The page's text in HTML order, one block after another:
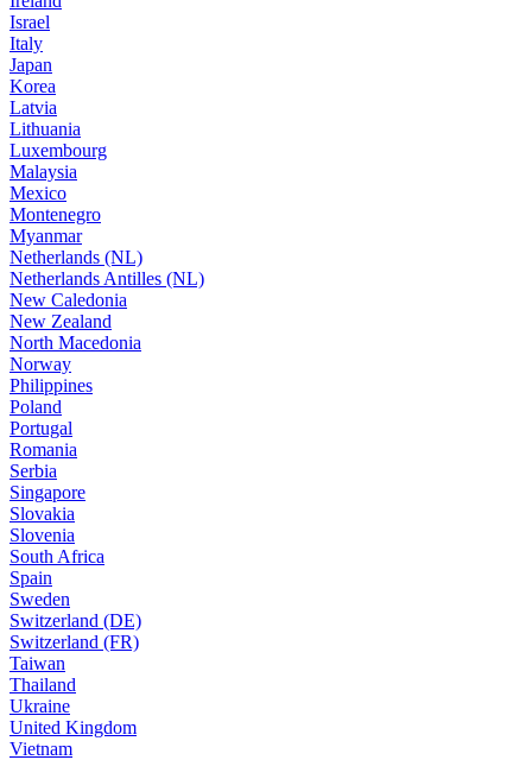
Israel
Italy
Japan
Korea
Latvia
Lithuania
Luxembourg
Malaysia
Mexico
Montenegro
Myanmar
Netherlands (NL)
Netherlands Antilles (NL)
New Caledonia
New Zealand
North Macedonia
Norway
Philippines
Poland
Portugal
Romania
Serbia
Singapore
Slovakia
Slovenia
South Africa
Spain
Sweden
Switzerland (DE)
Switzerland (FR)
Taiwan
Thailand
Ukraine
United Kingdom
Vietnam